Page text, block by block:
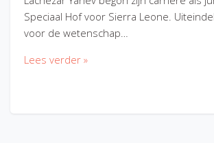
Speciaal Hof voor Sierra Leone.
voor de wetenschap…
Lees verder »